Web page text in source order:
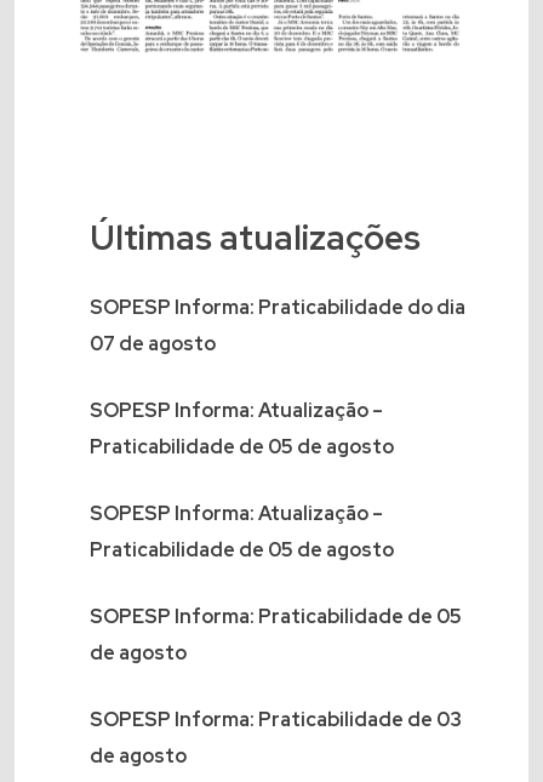
Últimas atualizações
SOPESP Informa: Praticabilidade do dia
07 de agosto
SOPESP Informa: Atualização –
Praticabilidade de 05 de agosto
SOPESP Informa: Atualização –
Praticabilidade de 05 de agosto
SOPESP Informa: Praticabilidade de 05
de agosto
SOPESP Informa: Praticabilidade de 03
de agosto